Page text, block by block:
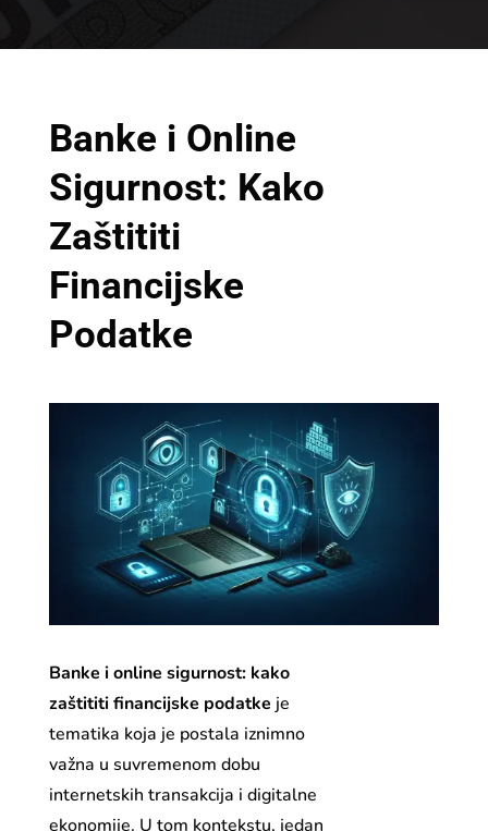
Banke i Online
Sigurnost: Kako
Zaštititi
Financijske
Podatke
Banke i online sigurnost: kako
zaštititi financijske podatke je
tematika koja je postala iznimno
važna u suvremenom dobu
internetskih transakcija i digitalne
ekonomije. U tom kontekstu, jedan